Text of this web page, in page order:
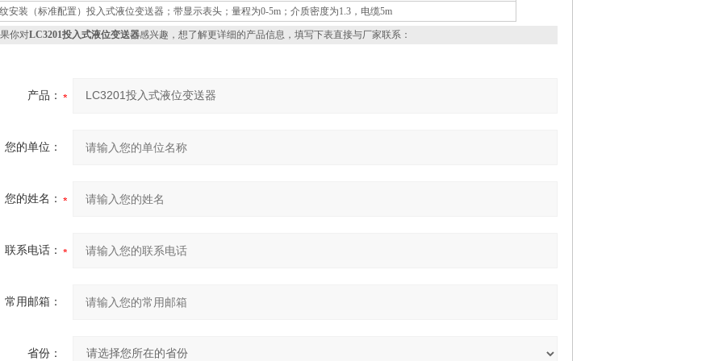
安装（标准配置）投入式液位变送器；带显示表头；量程为0-5m；介质密度为1.3，电缆5m
你对LC3201投入式液位变送器感兴趣，想了解更详细的产品信息，填写下表直接与厂家联系：
产品：
您的单位：
您的姓名：
联系电话：
常用邮箱：
省份：